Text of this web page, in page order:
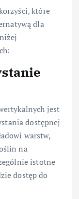
które
dla
jest
dostępnej
warstw,
na
istotne
dostęp do